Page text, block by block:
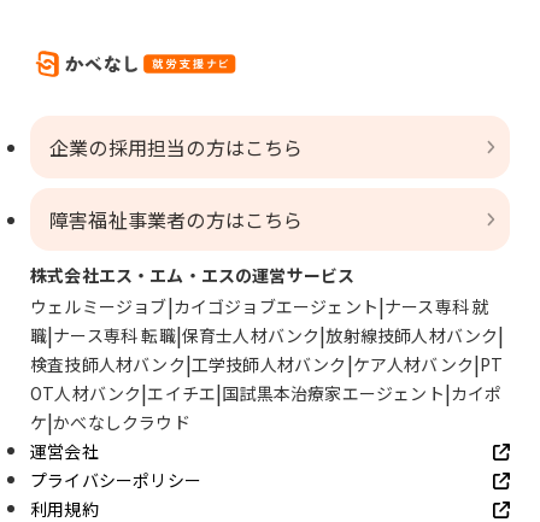
企業の採用担当の方はこちら
障害福祉事業者の方はこちら
株式会社エス・エム・エスの運営サービス
ウェルミージョブ カイゴジョブエージェント ナース専科 就
職 ナース専科 転職 保育士人材バンク 放射線技師人材バンク
検査技師人材バンク 工学技師人材バンク ケア人材バンク PT
OT人材バンク エイチエ 国試黒本治療家エージェント カイポ
ケ かべなしクラウド
運営会社
プライバシーポリシー
利用規約